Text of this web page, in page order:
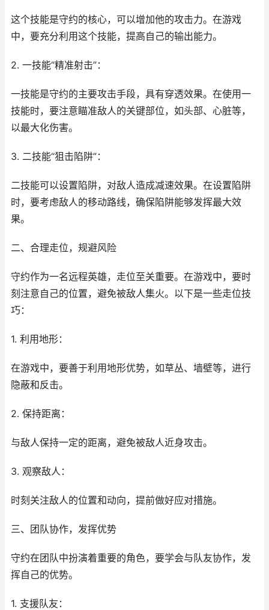
这个技能是守约的核心，可以增加他的攻击力。在游戏
中，要充分利用这个技能，提高自己的输出能力。
2. 一技能“精准射击”：
一技能是守约的主要攻击手段，具有穿透效果。在使用一
技能时，要注意瞄准敌人的关键部位，如头部、心脏等，
以最大化伤害。
3. 二技能“狙击陷阱”：
二技能可以设置陷阱，对敌人造成减速效果。在设置陷阱
时，要考虑敌人的移动路线，确保陷阱能够发挥最大效
果。
二、合理走位，规避风险
守约作为一名远程英雄，走位至关重要。在游戏中，要时
刻注意自己的位置，避免被敌人集火。以下是一些走位技
巧：
1. 利用地形：
在游戏中，要善于利用地形优势，如草丛、墙壁等，进行
隐蔽和反击。
2. 保持距离：
与敌人保持一定的距离，避免被敌人近身攻击。
3. 观察敌人：
时刻关注敌人的位置和动向，提前做好应对措施。
三、团队协作，发挥优势
守约在团队中扮演着重要的角色，要学会与队友协作，发
挥自己的优势。
1. 支援队友：